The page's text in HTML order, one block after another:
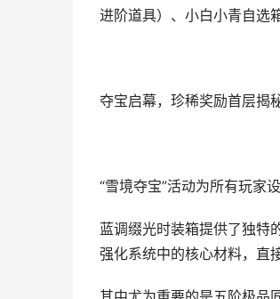
进阶道具）、小白小青自选
夺宝启幕，珍稀奖励首层揭
“雪境夺宝”活动为所有玩家
蓝调缀光时装箱提供了独特
强化系统中的核心材料，直